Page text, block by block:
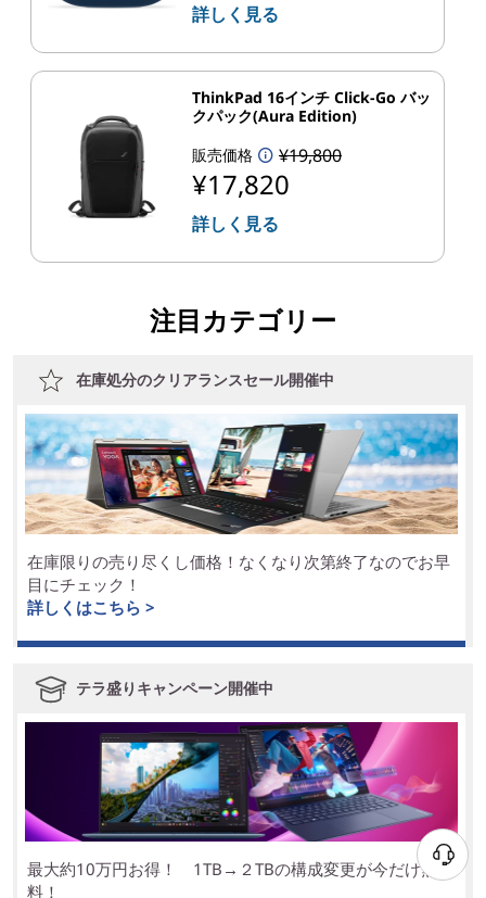
詳しく見る
ThinkPad 16インチ Click-Go バッ
クパック(Aura Edition)
販売価格
¥19,800
¥17,820
詳しく見る
注目カテゴリー
在庫処分のクリアランスセール開催中
在庫限りの売り尽くし価格！なくなり次第終了なのでお早
目にチェック！
詳しくはこちら >
テラ盛りキャンペーン開催中
最大約10万円お得！ 1TB→２TBの構成変更が今だけ無
料！